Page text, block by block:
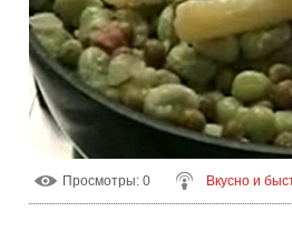
Просмотры: 0 Вкусно и